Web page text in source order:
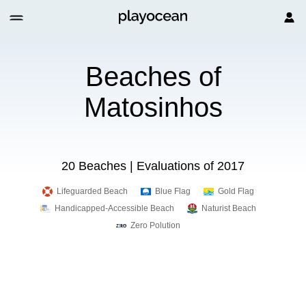
Beaches of
Matosinhos
20 Beaches | Evaluations of 2017
Lifeguarded Beach Blue Flag
Gold Flag
Handicapped-Accessible Beach
Naturist Beach
Zero Polution